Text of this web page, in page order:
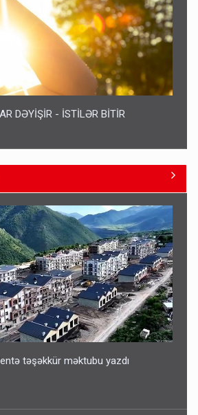
DƏYİŞİR - İSTİLƏR BİTİR
ölkədən qaçdı
təşəkkür məktubu yazdı